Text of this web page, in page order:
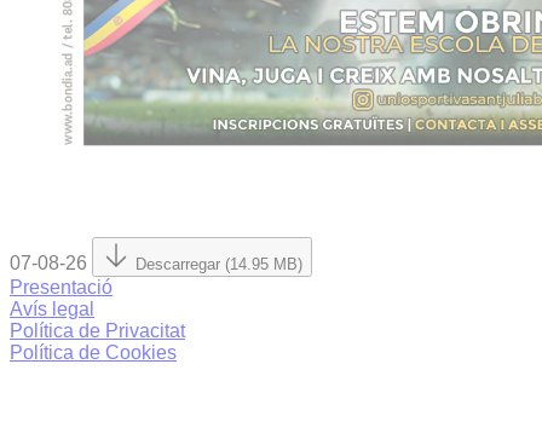
07-08-26 Descarregar (14.95 MB)
Presentació
Avís legal
Política de Privacitat
Política de Cookies